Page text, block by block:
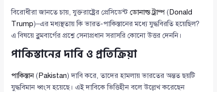
বিরোধীরা জানতে চায়, যুক্তরাষ্ট্রের প্রেসিডেন্টডোনাল্ড ট্রাম্প(Donald
Trump)–এর মধ্যস্থতায় কি ভারত-পাকিস্তানের মধ্যে যুদ্ধবিরতি হয়েছিল?
এ বিষয়ে ব্লুমবার্গের প্রশ্নে সেনাপ্রধান সরাসরি কোনো উত্তর দেননি।
পাকিস্তানের দাবি ও প্রতিক্রিয়া
পাকিস্তান(Pakistan) দাবি করে, তাদের হামলায় ভারতের অন্তত ছয়টি
যুদ্ধবিমান ধ্বংস হয়েছে। এই দাবিকে ভিত্তিহীন বলে উল্লেখ করেছেন